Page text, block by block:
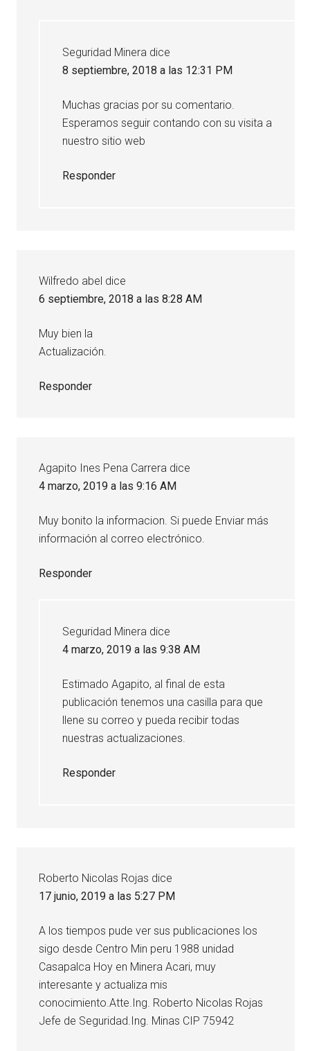
Seguridad Minera dice
8 septiembre, 2018 a las 12:31 PM
Muchas gracias por su comentario.
Esperamos seguir contando con su visita a
nuestro sitio web
Responder
Wilfredo abel dice
6 septiembre, 2018 a las 8:28 AM
Muy bien la
Actualización.
Responder
Agapito Ines Pena Carrera dice
4 marzo, 2019 a las 9:16 AM
Muy bonito la informacion. Si puede Enviar más
información al correo electrónico.
Responder
Seguridad Minera dice
4 marzo, 2019 a las 9:38 AM
Estimado Agapito, al final de esta
publicación tenemos una casilla para que
llene su correo y pueda recibir todas
nuestras actualizaciones.
Responder
Roberto Nicolas Rojas dice
17 junio, 2019 a las 5:27 PM
A los tiempos pude ver sus publicaciones los
sigo desde Centro Min peru 1988 unidad
Casapalca Hoy en Minera Acari, muy
interesante y actualiza mis
conocimiento.Atte.Ing. Roberto Nicolas Rojas
Jefe de Seguridad.Ing. Minas CIP 75942